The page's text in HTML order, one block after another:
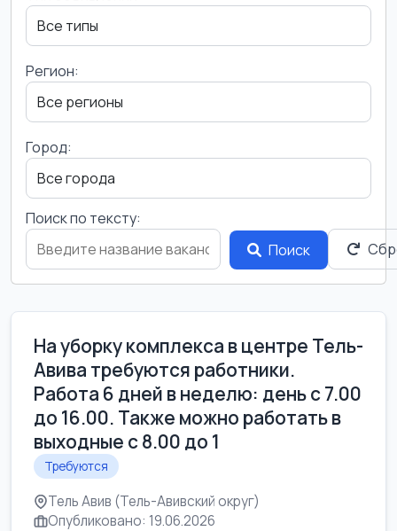
Регион:
Город:
Поиск по тексту:
Поиск
На уборку комплекса в центре Тель-
Авива требуются работники.
Работа 6 дней в неделю: день с 7.00
до 16.00. Также можно работать в
выходные с 8.00 до 1
Требуются
Тель Авив (Тель-Авивский округ)
Опубликовано: 19.06.2026